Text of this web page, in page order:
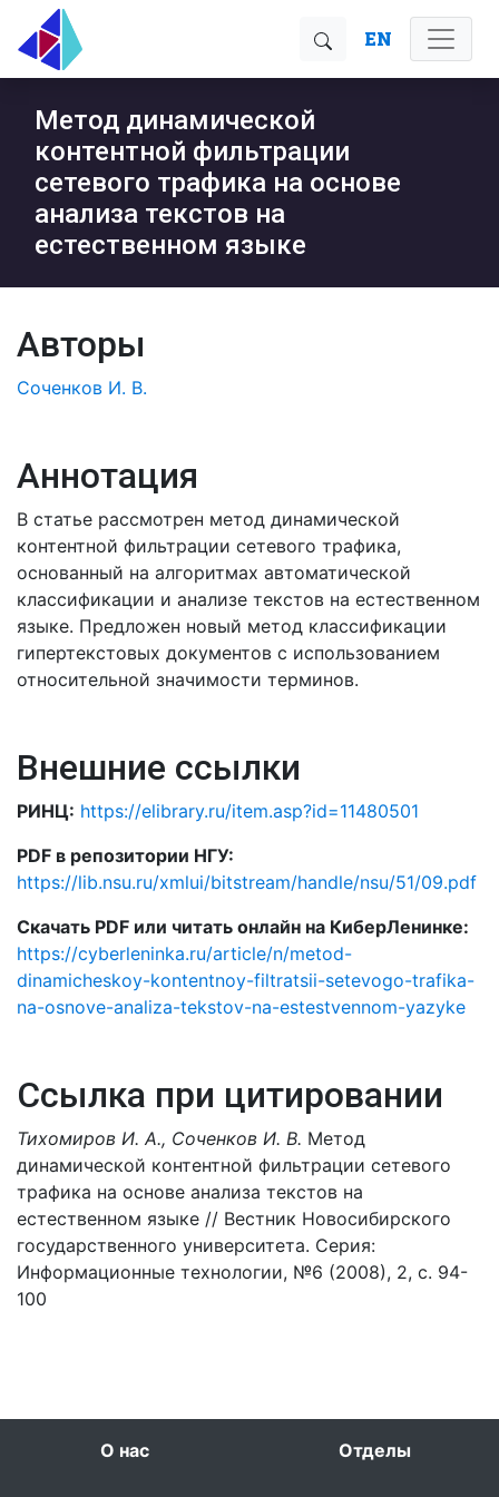
EN
Метод динамической
контентной фильтрации
сетевого трафика на основе
анализа текстов на
естественном языке
Авторы
Соченков И. В.
Аннотация
В статье рассмотрен метод динамической
контентной фильтрации сетевого трафика,
основанный на алгоритмах автоматической
классификации и анализе текстов на естественном
языке. Предложен новый метод классификации
гипертекстовых документов с использованием
относительной значимости терминов.
Внешние ссылки
РИНЦ: https://elibrary.ru/item.asp?id=11480501
PDF в репозитории НГУ:
https://lib.nsu.ru/xmlui/bitstream/handle/nsu/51/09.pdf
Скачать PDF или читать онлайн на КиберЛенинке:
https://cyberleninka.ru/article/n/metod-
dinamicheskoy-kontentnoy-filtratsii-setevogo-trafika-
na-osnove-analiza-tekstov-na-estestvennom-yazyke
Ссылка при цитировании
Тихомиров И. А., Соченков И. В. Метод
динамической контентной фильтрации сетевого
трафика на основе анализа текстов на
естественном языке // Вестник Новосибирского
государственного университета. Серия:
Информационные технологии, №6 (2008), 2, с. 94-
100
О нас Отделы